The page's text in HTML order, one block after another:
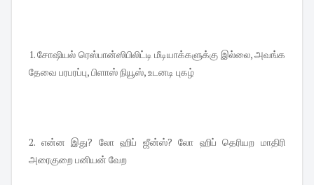
1. சோஷியல் ரெஸ்பான்ஸிபிலிட்டி மீடியாக்களுக்கு இல்லை, அவங்க
தேவை பரபரப்பு, பிளாஸ் நியூஸ், உடனடி புகழ்
2. என்ன இது? லோ ஹிப் ஜீன்ஸ்? லோ ஹிப் தெரியற மாதிரி
அரைகுறை பனியன் வேற